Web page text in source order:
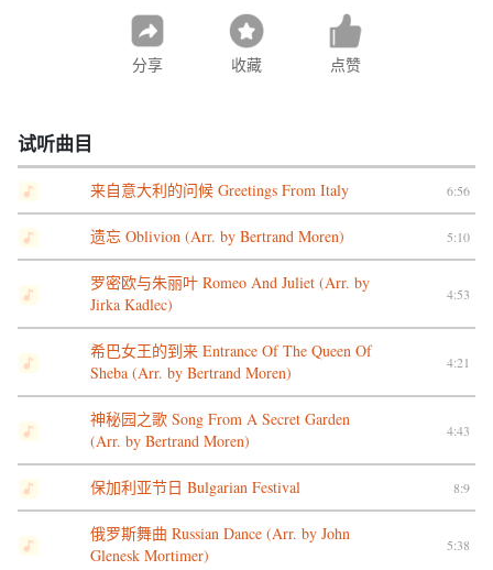
分享 收藏 点赞
试听曲目
来自意大利的问候 Greetings From Italy 6:56
遗忘 Oblivion (Arr. by Bertrand Moren) 5:10
罗密欧与朱丽叶 Romeo And Juliet (Arr. by
Jirka Kadlec)
4:53
希巴女王的到来 Entrance Of The Queen Of
Sheba (Arr. by Bertrand Moren)
4:21
神秘园之歌 Song From A Secret Garden
(Arr. by Bertrand Moren)
4:43
保加利亚节日 Bulgarian Festival 8:9
俄罗斯舞曲 Russian Dance (Arr. by John
Glenesk Mortimer)
5:38